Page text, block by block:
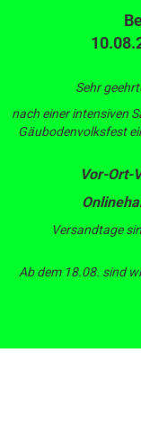
Sehr
nach einer intensiven
Gäubodenvolksfest
Vor-Ort-
Versandtage
Ab dem 18.08. sind